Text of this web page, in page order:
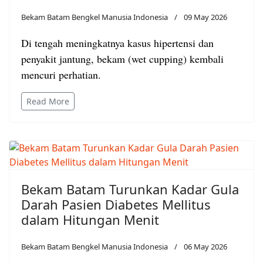
Bekam Batam Bengkel Manusia Indonesia 09 May 2026
Di tengah meningkatnya kasus hipertensi dan
penyakit jantung, bekam (wet cupping) kembali
mencuri perhatian.
Read More
Bekam Batam Turunkan Kadar Gula
Darah Pasien Diabetes Mellitus
dalam Hitungan Menit
Bekam Batam Bengkel Manusia Indonesia 06 May 2026